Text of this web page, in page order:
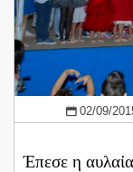
02/09/
Έπεσε η